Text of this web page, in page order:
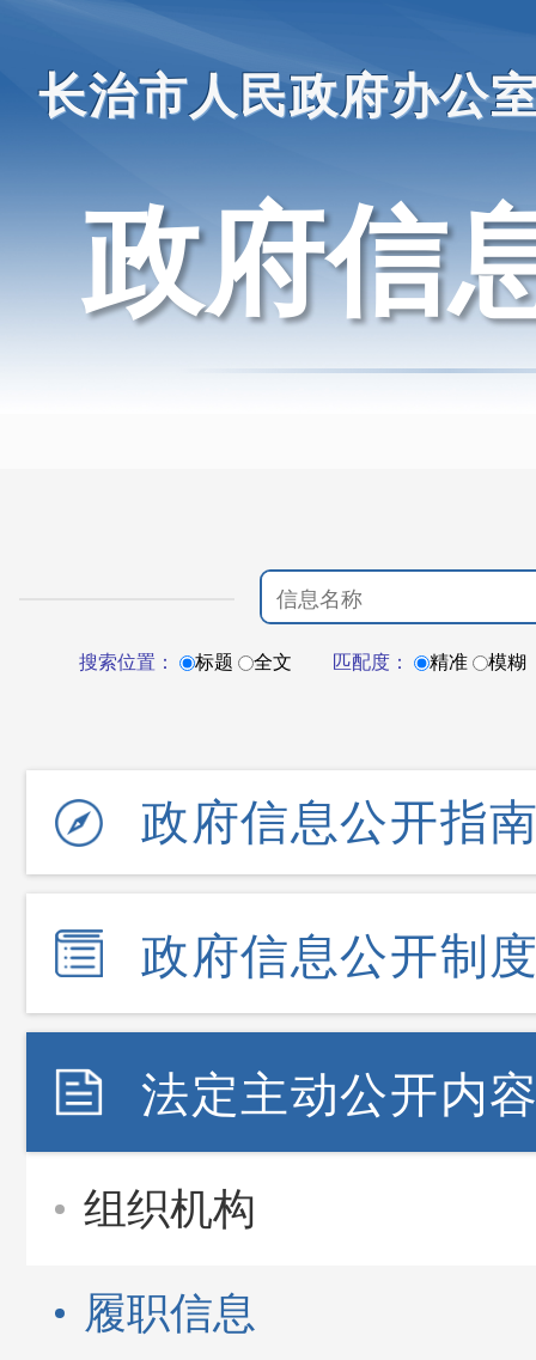
长治市人民政府办公
政府信
搜索位置： 标题 全文 匹配度： 精准 模糊
政府信息公开指
政府信息公开制
法定主动公开内
组织机构
履职信息